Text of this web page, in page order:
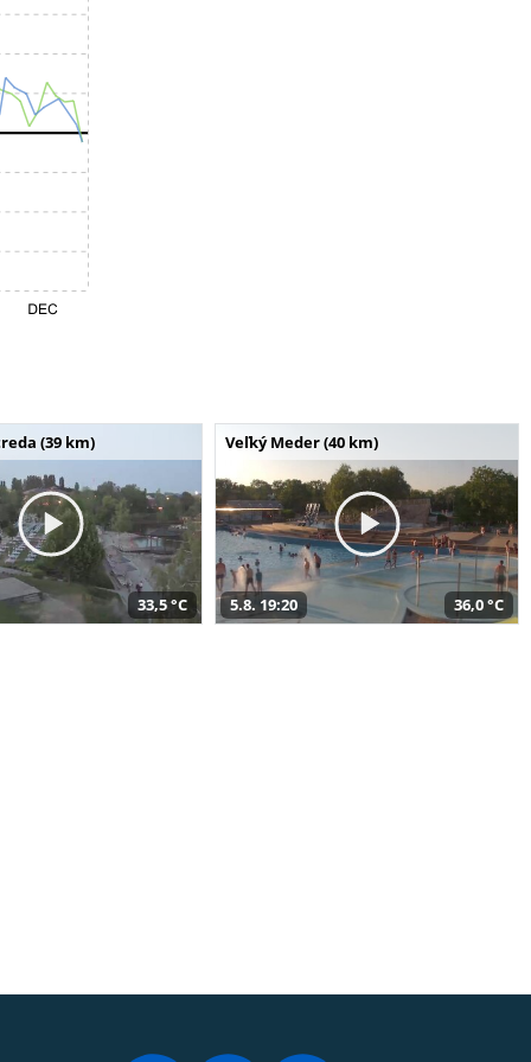
(39 km)
33,5 °C
Veľký Meder (40 km)
5.8. 19:20 36,0 °C